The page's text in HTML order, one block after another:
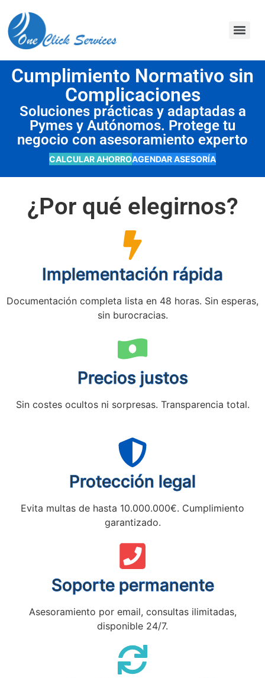
Cumplimiento Normativo sin
Complicaciones
Soluciones prácticas y adaptadas a
Pymes y Autónomos. Protege tu
negocio con asesoramiento experto
CALCULAR AHORROAGENDAR ASESORÍA
¿Por qué elegirnos?
Implementación rápida
Documentación completa lista en 48 horas. Sin esperas,
sin burocracias.
Precios justos
Sin costes ocultos ni sorpresas. Transparencia total.
Protección legal
Evita multas de hasta 10.000.000€. Cumplimiento
garantizado.
Soporte permanente
Asesoramiento por email, consultas ilimitadas,
disponible 24/7.